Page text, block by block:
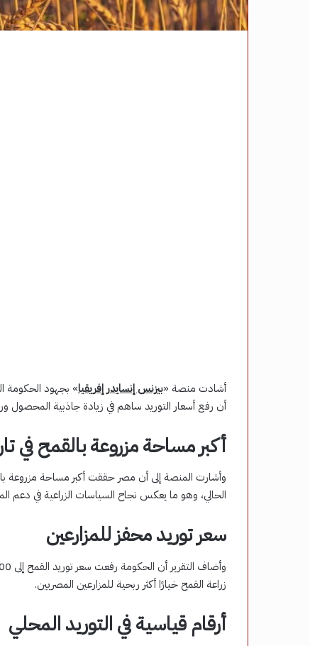
أشادت منصة «بيزنس إنسايدر إفريقيا» بجهود الحكومة
أن رفع أسعار التوريد ساهم في زيادة جاذبية المحصول
أكبر مساحة مزروعة بالقمح في
الحالي، وهو ما يعكس نجاح السياسات الزراعية في دعم
سعر توريد محفز للمزارعين
زراعة القمح خيارًا أكثر ربحية للمزارعين المصريين.
أرقام قياسية في التوريد المحلي